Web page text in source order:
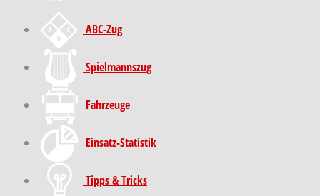
ABC-Zug
Spielmannszug
Fahrzeuge
Einsatz-Statistik
Tipps & Tricks